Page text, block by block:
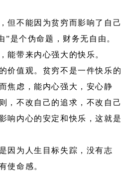
但不能因为贫穷而影响了自己
”是个伪命题，财务无自由。
能带来内心强大的快乐。
价值观。贫穷不是一件快乐的
焦虑，能内心强大，安心静
，不改自己的追求，不改自己
响内心的安定和快乐，这就是
因为人生目标失踪，没有志
使命感。